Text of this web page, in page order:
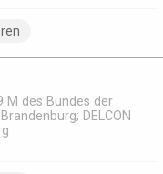
M des Bundes der
DELCON